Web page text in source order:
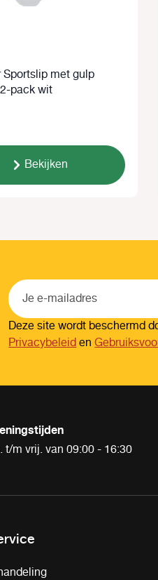
met gulp
pack wit
Bekijken
Deze site wordt beschermd
Privacybeleiden
t/m vrij. van 09:00 - 16:30